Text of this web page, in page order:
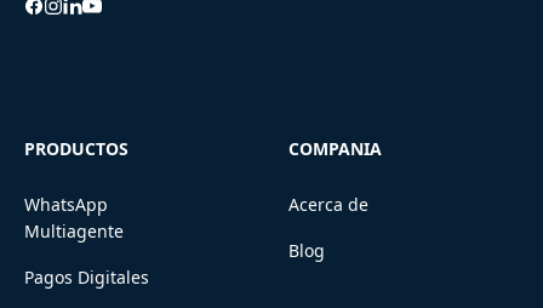
PRODUCTOS
WhatsApp
Multiagente
Pagos Digitales
COMPANIA
Acerca de
Blog